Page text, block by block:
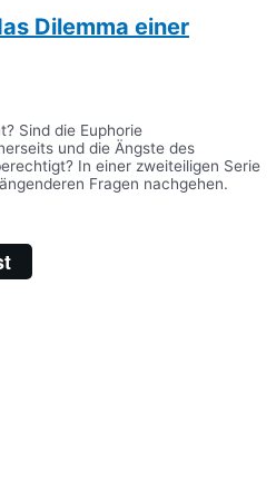
Dilemma einer
Sind die Euphorie
und die Ängste des
In einer zweiteiligen Serie
Fragen nachgehen.